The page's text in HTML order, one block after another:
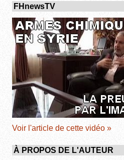
FHnewsTV
Voir l'article de cette vidéo »
À PROPOS DE L'AUTEUR